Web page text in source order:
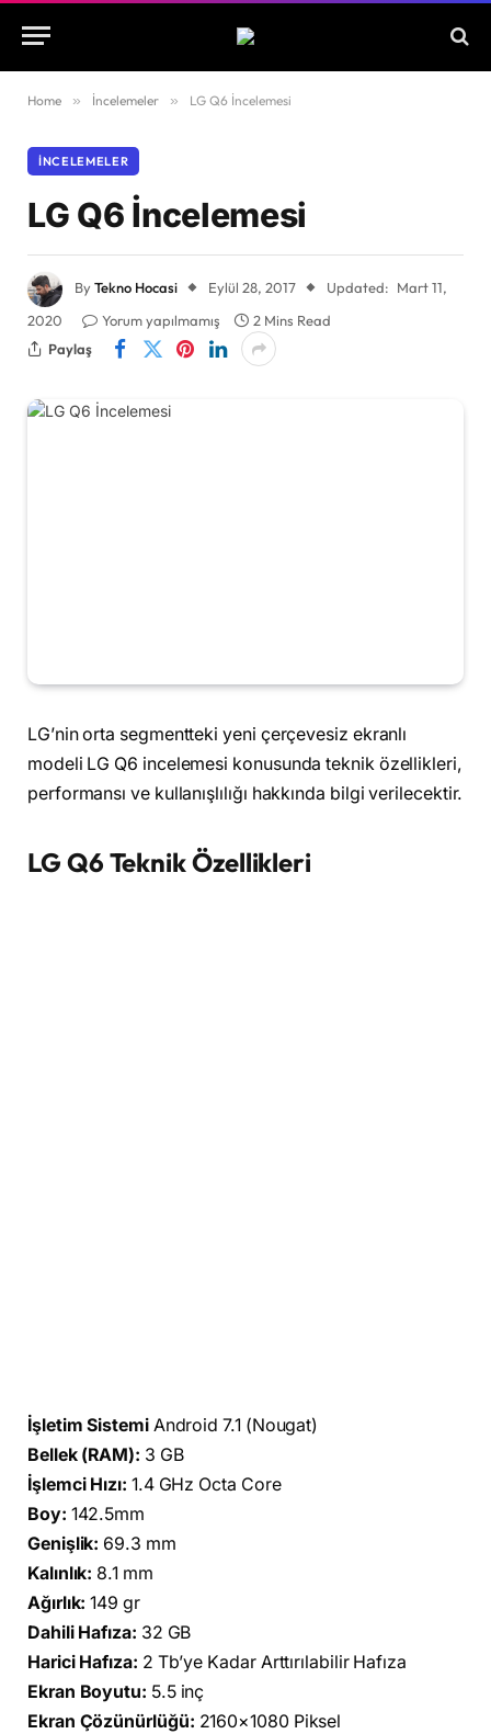
Home » İncelemeler » LG Q6 İncelemesi
İNCELEMELER
LG Q6 İncelemesi
ByTekno Hocasi Eylül 28, 2017 Updated: Mart 11,
2020
Yorum yapılmamış
2 Mins Read
Paylaş
LG’nin orta segmentteki yeni çerçevesiz ekranlı
modeli LG Q6 incelemesi konusunda teknik özellikleri,
performansı ve kullanışlılığı hakkında bilgi verilecektir.
LG Q6 Teknik Özellikleri
İşletim SistemiAndroid 7.1 (Nougat)
Bellek (RAM): 3 GB
İşlemci Hızı: 1.4 GHz Octa Core
Boy: 142.5mm
Genişlik: 69.3 mm
Kalınlık: 8.1 mm
Ağırlık: 149 gr
Dahili Hafıza: 32 GB
Harici Hafıza: 2 Tb’ye Kadar Arttırılabilir Hafıza
Ekran Boyutu: 5.5 inç
Ekran Çözünürlüğü: 2160×1080 Piksel